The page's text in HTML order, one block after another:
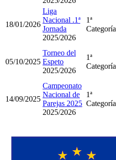
18/01/2026
Liga
Nacional .1ª
Jornada
2025/2026
1ª
Categoría
05/10/2025
Torneo del
Espeto
2025/2026
1ª
Categoría
14/09/2025
Campeonato
Nacional de
Parejas 2025
2025/2026
1ª
Categoría